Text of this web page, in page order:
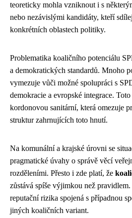
teoreticky mohla vzniknout i s
nebo nezávislými kandidáty, kteří
konkrétních oblastech politiky.
Problematika koaličního potenciálu
a demokratických standardů. Mnoho
vymezuje vůči možné spolupráci s
demokracie a evropské integrace.
kordonovou sanitární, která omezuje
struktur zahrnujících toto hnutí.
Na komunální a krajské úrovni se
pragmatické úvahy o správě věcí
rozděleními. Přesto i zde platí, že
zůstává spíše výjimkou než
reputační rizika spojená s případnou
jiných koaličních variant.